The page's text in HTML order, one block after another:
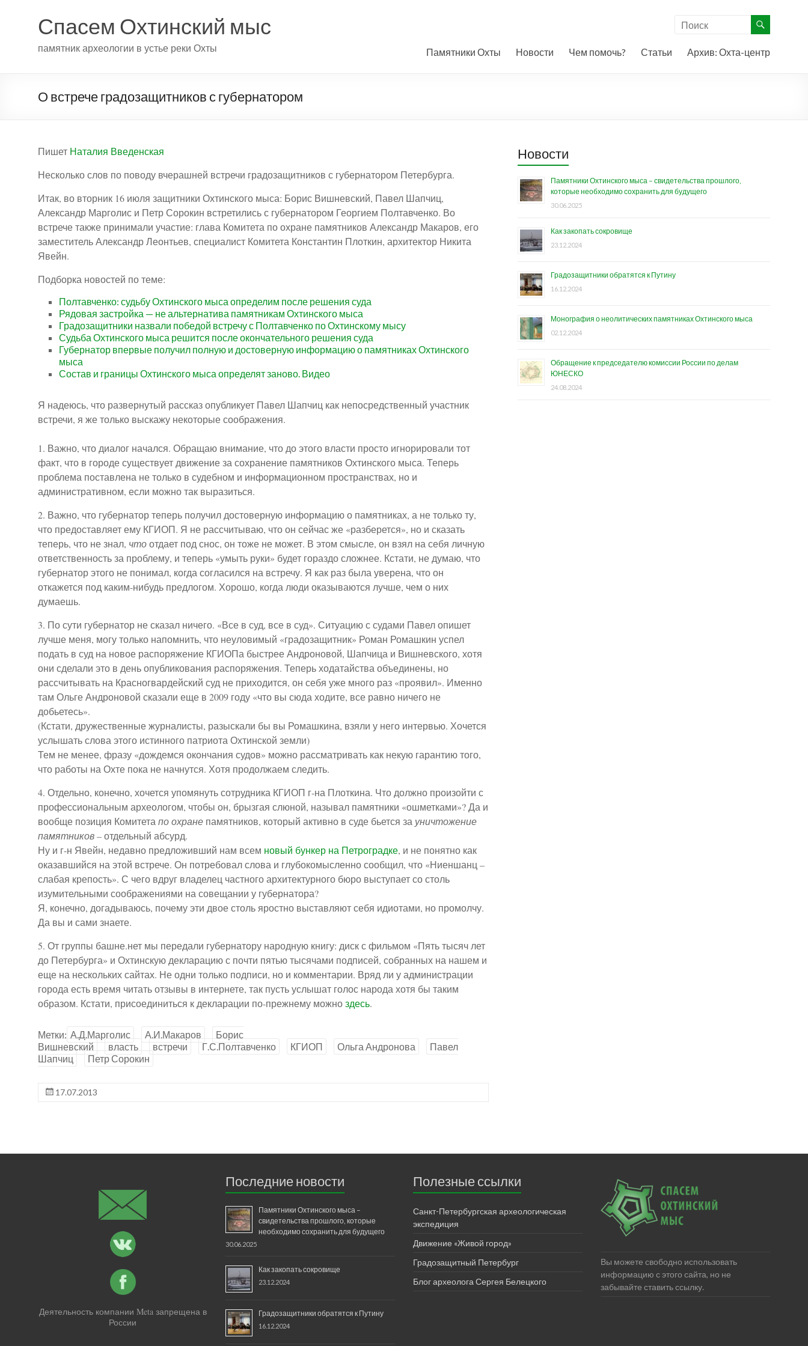
Спасем Охтинский мыс
памятник археологии в устье реки Охты Памятники Охты Новости Чем помочь? Статьи Архив: Охта-центр
О встрече градозащитников с губернатором
Пишет Наталия Введенская
Несколько слов по поводу вчерашней встречи градозащитников с губернатором Петербурга.
Итак, во вторник 16 июля защитники Охтинского мыса: Борис Вишневский, Павел Шапчиц,
Александр Марголис и Петр Сорокин встретились с губернатором Георгием Полтавченко. Во
встрече также принимали участие: глава Комитета по охране памятников Александр Макаров, его
заместитель Александр Леонтьев, специалист Комитета Константин Плоткин, архитектор Никита
Явейн.
Подборка новостей по теме:
Полтавченко: судьбу Охтинского мыса определим после решения суда
Рядовая застройка — не альтернатива памятникам Охтинского мыса
Градозащитники назвали победой встречу с Полтавченко по Охтинскому мысу
Судьба Охтинского мыса решится после окончательного решения суда
Губернатор впервые получил полную и достоверную информацию о памятниках Охтинского
мыса
Состав и границы Охтинского мыса определят заново. Видео
Я надеюсь, что развернутый рассказ опубликует Павел Шапчиц как непосредственный участник
встречи, я же только выскажу некоторые соображения.
1. Важно, что диалог начался. Обращаю внимание, что до этого власти просто игнорировали тот
факт, что в городе существует движение за сохранение памятников Охтинского мыса. Теперь
проблема поставлена не только в судебном и информационном пространствах, но и
административном, если можно так выразиться.
2. Важно, что губернатор теперь получил достоверную информацию о памятниках, а не только ту,
что предоставляет ему КГИОП. Я не рассчитываю, что он сейчас же «разберется», но и сказать
теперь, что не знал, чтоотдает под снос, он тоже не может. В этом смысле, он взял на себя личную
ответственность за проблему, и теперь «умыть руки» будет гораздо сложнее. Кстати, не думаю, что
губернатор этого не понимал, когда согласился на встречу. Я как раз была уверена, что он
откажется под каким-нибудь предлогом. Хорошо, когда люди оказываются лучше, чем о них
думаешь.
3. По сути губернатор не сказал ничего. «Все в суд, все в суд». Ситуацию с судами Павел опишет
лучше меня, могу только напомнить, что неуловимый «градозащитник» Роман Ромашкин успел
подать в суд на новое распоряжение КГИОПа быстрее Андроновой, Шапчица и Вишневского, хотя
они сделали это в день опубликования распоряжения. Теперь ходатайства объединены, но
рассчитывать на Красногвардейский суд не приходится, он себя уже много раз «проявил». Именно
там Ольге Андроновой сказали еще в 2009 году «что вы сюда ходите, все равно ничего не
добьетесь».
(Кстати, дружественные журналисты, разыскали бы вы Ромашкина, взяли у него интервью. Хочется
услышать слова этого истинного патриота Охтинской земли)
Тем не менее, фразу «дождемся окончания судов» можно рассматривать как некую гарантию того,
что работы на Охте пока не начнутся. Хотя продолжаем следить.
4. Отдельно, конечно, хочется упомянуть сотрудника КГИОП г-на Плоткина. Что должно произойти с
профессиональным археологом, чтобы он, брызгая слюной, называл памятники «ошметками»? Да и
вообще позиция Комитета по охране памятников, который активно в суде бьется за уничтожение
памятников– отдельный абсурд.
Ну и г-н Явейн, недавно предложивший нам всем новый бункер на Петроградке, и не понятно как
оказавшийся на этой встрече. Он потребовал слова и глубокомысленно сообщил, что «Ниеншанц –
слабая крепость». С чего вдруг владелец частного архитектурного бюро выступает со столь
изумительными соображениями на совещании у губернатора?
Я, конечно, догадываюсь, почему эти двое столь яростно выставляют себя идиотами, но промолчу.
Да вы и сами знаете.
5. От группы башне.нет мы передали губернатору народную книгу: диск с фильмом «Пять тысяч лет
до Петербурга» и Охтинскую декларацию с почти пятью тысячами подписей, собранных на нашем и
еще на нескольких сайтах. Не одни только подписи, но и комментарии. Вряд ли у администрации
города есть время читать отзывы в интернете, так пусть услышат голос народа хотя бы таким
образом. Кстати, присоединиться к декларации по-прежнему можноздесь.
Метки: А.Д.Марголис А.И.Макаров
Борис
Вишневский
власть встречи Г.С.Полтавченко КГИОП Ольга Андронова
Павел
Шапчиц
Петр Сорокин
17.07.2013
Новости
Памятники Охтинского мыса – свидетельства прошлого,
которые необходимо сохранить для будущего
30.06.2025
Как закопать сокровище
23.12.2024
Градозащитники обратятся к Путину
16.12.2024
Монография о неолитических памятниках Охтинского мыса
02.12.2024
Обращение к председателю комиссии России по делам
ЮНЕСКО
24.08.2024
Деятельность компании Meta запрещена в
России
Последние новости
Памятники Охтинского мыса –
свидетельства прошлого, которые
необходимо сохранить для будущего
30.06.2025
Как закопать сокровище
23.12.2024
Градозащитники обратятся к Путину
16.12.2024
Полезные ссылки
Санкт-Петербургская археологическая
экспедиция
Движение «Живой город»
Градозащитный Петербург
Блог археолога Сергея Белецкого
Вы можете свободно использовать
информацию с этого сайта, но не
забывайте ставить ссылку.